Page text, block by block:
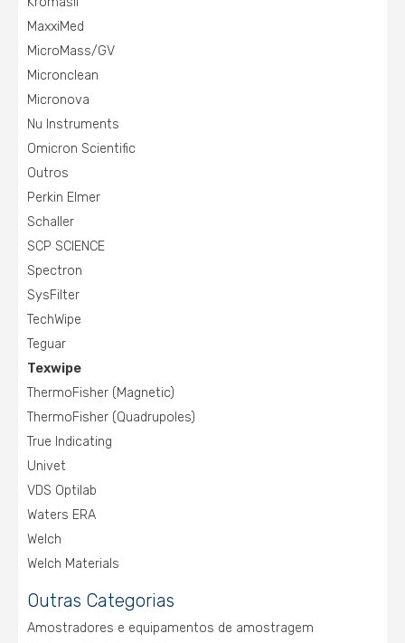
MaxxiMed
MicroMass/GV
Micronclean
Micronova
Nu Instruments
Omicron Scientific
Outros
Perkin Elmer
Schaller
SCP SCIENCE
Spectron
SysFilter
TechWipe
Teguar
Texwipe
ThermoFisher (Magnetic)
ThermoFisher (Quadrupoles)
True Indicating
Univet
VDS Optilab
Waters ERA
Welch
Welch Materials
Outras Categorias
Amostradores e equipamentos de amostragem